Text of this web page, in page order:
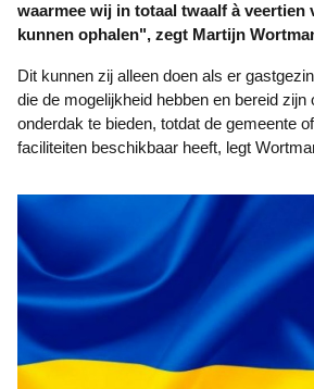
waarmee wij in totaal twaalf à veertien
kunnen ophalen", zegt Martijn
Dit kunnen zij alleen doen als er gastgezinnen in Zeewolde zijn,
die de mogelijkheid hebben en bereid zijn
onderdak te bieden, totdat de gemeente
faciliteiten beschikbaar heeft, legt